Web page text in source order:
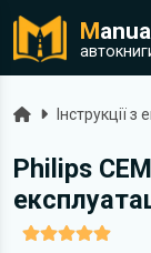
M
ГоловнаІнструкції з
Philips